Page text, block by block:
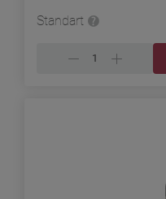
Standart